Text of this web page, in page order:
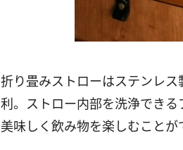
折り畳みストローはステンレ
利。ストロー内部を洗浄できる
美味しく飲み物を楽しむことが